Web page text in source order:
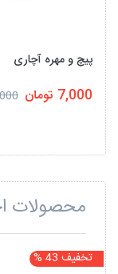
پیچ و مهره آچاری
7,000 تومان
محصولات
تخفیف 43 %